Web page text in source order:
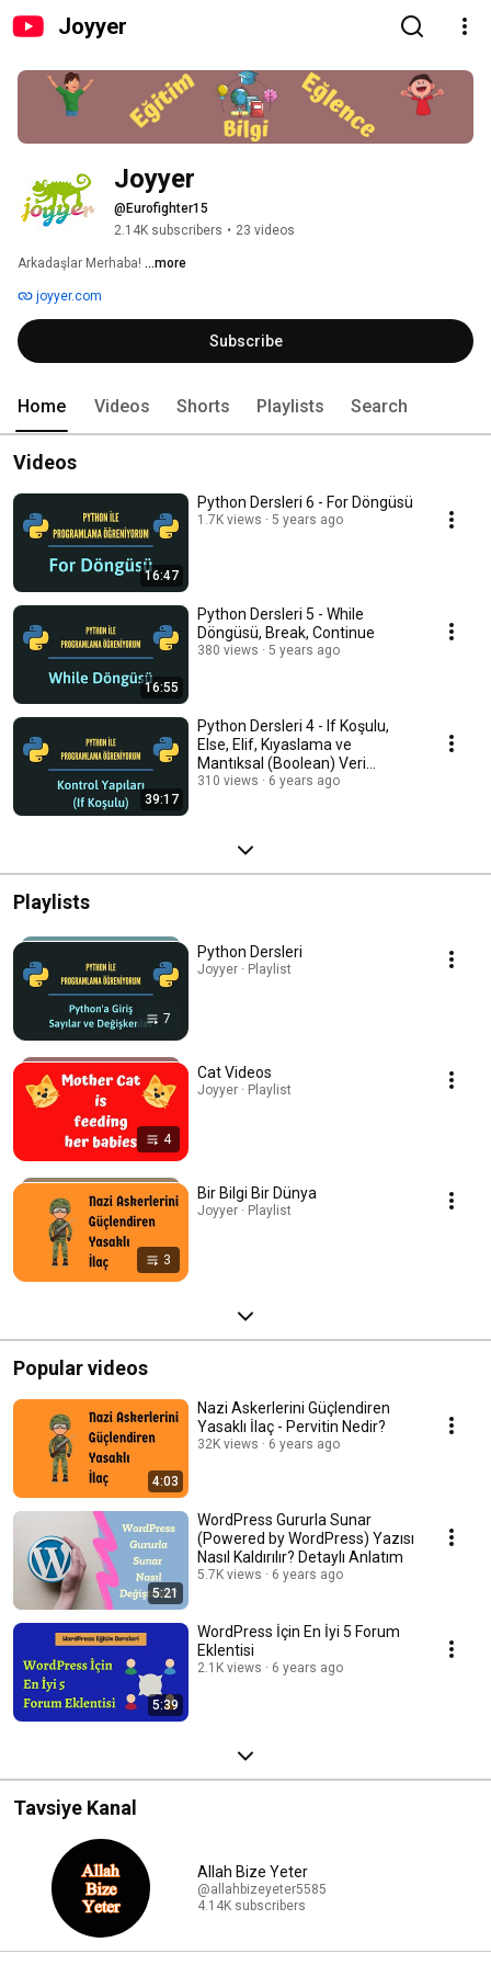
Joyyer
Joyyer
@Eurofighter15
2.14K subscribers • 23 videos
Arkadaşlar Merhaba! ...more
joyyer.com
Subscribe
Home Videos Shorts Playlists Search
Videos
16:47
Python Dersleri 6 - For Döngüsü
1.7K views 5 years ago
16:55
Python Dersleri 5 - While
Döngüsü, Break, Continue
380 views 5 years ago
39:17
Python Dersleri 4 - If Koşulu,
Else, Elif, Kıyaslama ve
Mantıksal (Boolean) Veri
Operatörleri
310 views 6 years ago
Playlists
7
Python Dersleri
Joyyer · Playlist
4
Cat Videos
Joyyer · Playlist
3
Bir Bilgi Bir Dünya
Joyyer · Playlist
Popular videos
4:03
Nazi Askerlerini Güçlendiren
Yasaklı İlaç - Pervitin Nedir?
32K views 6 years ago
5:21
WordPress Gururla Sunar
(Powered by WordPress) Yazısı
Nasıl Kaldırılır? Detaylı Anlatım
5.7K views 6 years ago
5:39
WordPress İçin En İyi 5 Forum
Eklentisi
2.1K views 6 years ago
Tavsiye Kanal
Allah Bize Yeter
@allahbizeyeter5585
4.14K subscribers